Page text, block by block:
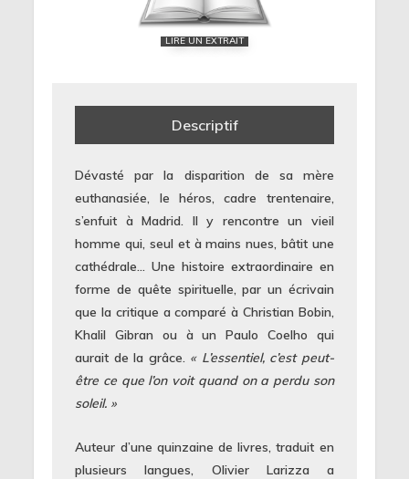
LIRE UN EXTRAIT
Descriptif
Dévasté par la disparition de sa mère
euthanasiée, le héros, cadre trentenaire,
s’enfuit à Madrid. Il y rencontre un vieil
homme qui, seul et à mains nues, bâtit une
cathédrale… Une histoire extraordinaire en
forme de quête spirituelle, par un écrivain
que la critique a comparé à Christian Bobin,
Khalil Gibran ou à un Paulo Coelho qui
aurait de la grâce. « L’essentiel, c’est peut-
être ce que l’on voit quand on a perdu son
soleil. »
Auteur d’une quinzaine de livres, traduit en
plusieurs langues, Olivier Larizza a